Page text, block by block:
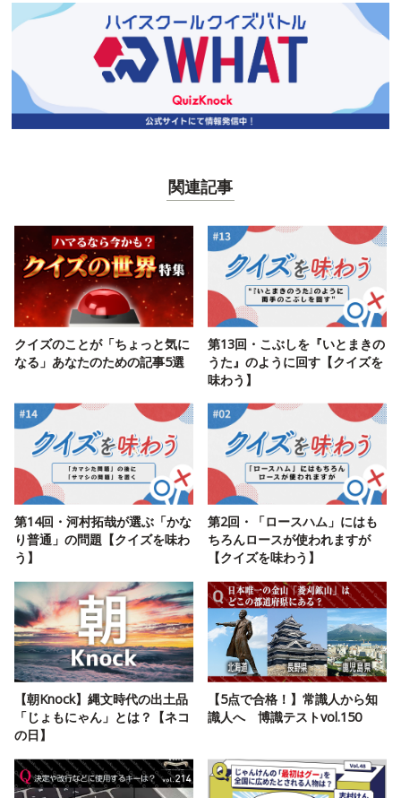
関連記事
クイズのことが「ちょっと気に
なる」あなたのための記事5選
第13回・こぶしを『いとまきの
うた』のように回す【クイズを
味わう】
第14回・河村拓哉が選ぶ「かな
り普通」の問題【クイズを味わ
う】
第2回・「ロースハム」にはも
ちろんロースが使われますが
【クイズを味わう】
【朝Knock】縄文時代の出土品
「じょもにゃん」とは？【ネコ
の日】
【5点で合格！】常識人から知
識人へ 博識テストvol.150